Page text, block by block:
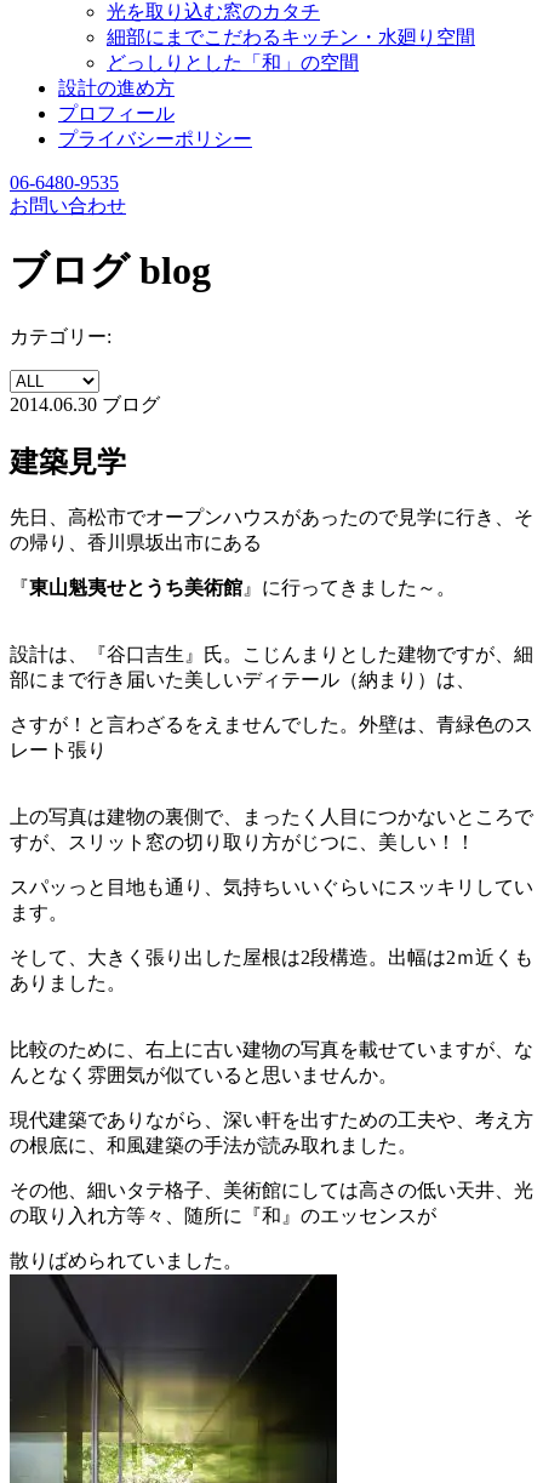
光を取り込む窓のカタチ
細部にまでこだわるキッチン・水廻り空間
どっしりとした「和」の空間
設計の進め方
プロフィール
プライバシーポリシー
06-6480-9535
お問い合わせ
ブログ blog
カテゴリー:
2014.06.30 ブログ
建築見学
先日、高松市でオープンハウスがあったので見学に行き、そ
の帰り、香川県坂出市にある
『東山魁夷せとうち美術館 』に行ってきました～。
設計は、『谷口吉生』氏。こじんまりとした建物ですが、細
部にまで行き届いた美しいディテール（納まり）は、
さすが！と言わざるをえませんでした。外壁は、青緑色のス
レート張り
上の写真は建物の裏側で、まったく人目につかないところで
すが、スリット窓の切り取り方がじつに、美しい！！
スパッっと目地も通り、気持ちいいぐらいにスッキリしてい
ます。
そして、大きく張り出した屋根は2段構造。出幅は2ｍ近くも
ありました。
比較のために、右上に古い建物の写真を載せていますが、な
んとなく雰囲気が似ていると思いませんか。
現代建築でありながら、深い軒を出すための工夫や、考え方
の根底に、和風建築の手法が読み取れました。
その他、細いタテ格子、美術館にしては高さの低い天井、光
の取り入れ方等々、随所に『和』のエッセンスが
散りばめられていました。